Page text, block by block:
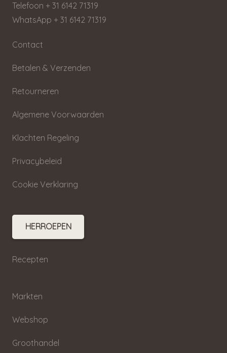
Telefoon + 31 6142 71319
WhatsApp + 31 6142 71319
Contact
Betalen & Verzenden
Retourneren
Algemene Voorwaarden
Klachten Regeling
Privacybeleid
Cookie Verklaring
HERROEPEN
Recepten
Markten
Webshop
Groothandel